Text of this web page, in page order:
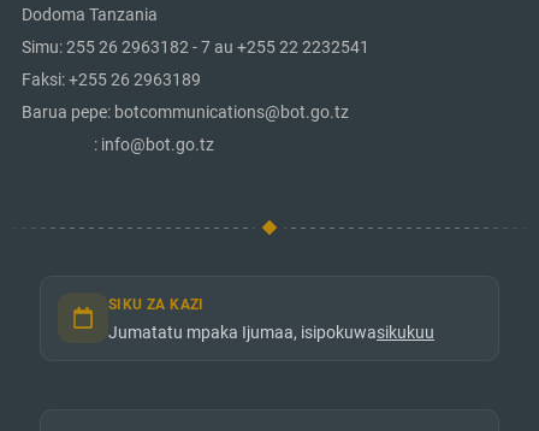
Dodoma Tanzania
Simu: 255 26 2963182 - 7 au +255 22 2232541
Faksi: +255 26 2963189
Barua pepe: botcommunications@bot.go.tz
: info@bot.go.tz
SIKU ZA KAZI
Jumatatu mpaka Ijumaa, isipokuwasikukuu